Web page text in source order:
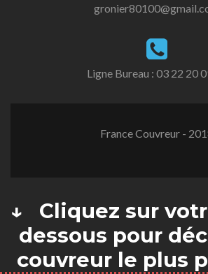
Ligne Bureau : 03 22 20
France Couvreur -
↓ Cliquez sur
dessous pour
couvreur le plus